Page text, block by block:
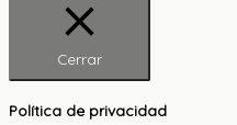
Cerrar
Política de privacidad